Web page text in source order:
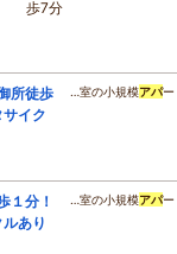
歩7分
所徒歩
イク
…室の小規模アパー
１分！
あり
…室の小規模アパー